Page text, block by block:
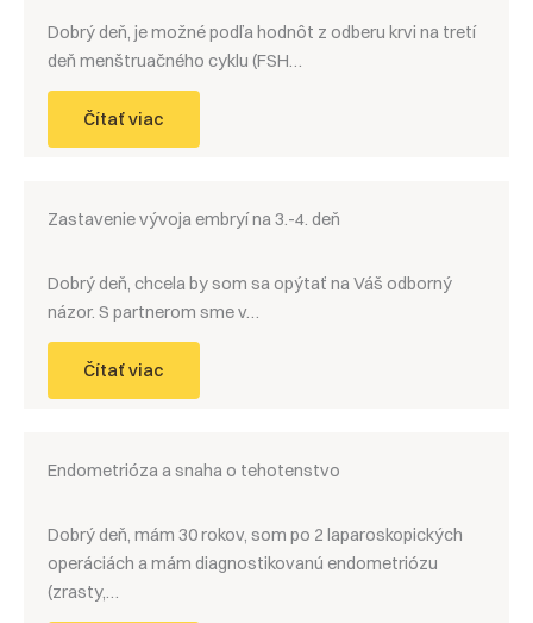
Dobrý deň, je možné podľa hodnôt z odberu krvi na tretí
deň menštruačného cyklu (FSH…
Čítať viac
Zastavenie vývoja embryí na 3.-4. deň
Dobrý deň, chcela by som sa opýtať na Váš odborný
názor. S partnerom sme v…
Čítať viac
Endometrióza a snaha o tehotenstvo
Dobrý deň, mám 30 rokov, som po 2 laparoskopických
operáciách a mám diagnostikovanú endometriózu
(zrasty,…